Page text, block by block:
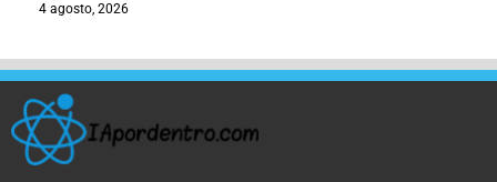
4 agosto, 2026